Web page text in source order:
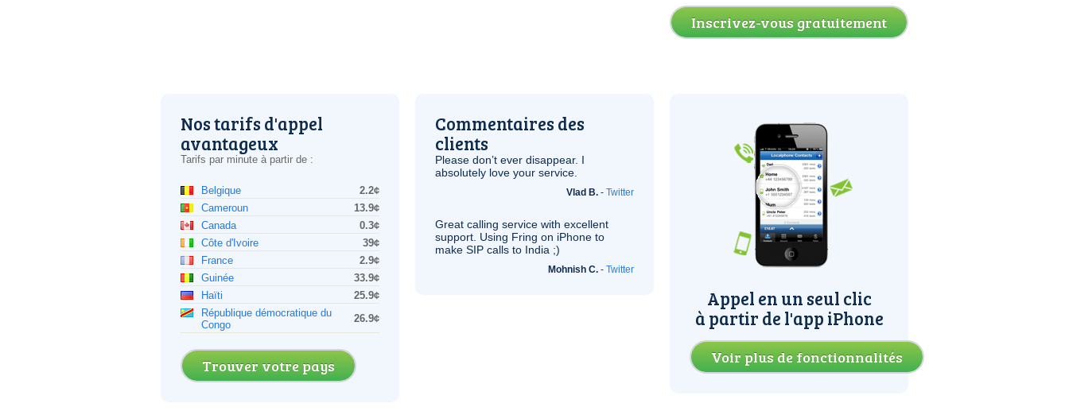
Inscrivez-vous gratuitement
Nos tarifs d'appel
avantageux
Tarifs par minute à partir de :
Belgique
2.2¢
Cameroun
13.9¢
Canada
0.3¢
Côte d'Ivoire
39¢
France
2.9¢
Guinée
33.9¢
Haïti
25.9¢
République démocratique du
Congo
26.9¢
Trouver votre pays
Commentaires des
clients
Please don’t ever disappear. I
absolutely love your service.
Vlad B. - Twitter
Great calling service with excellent
support. Using Fring on iPhone to
make SIP calls to India ;)
Mohnish C. - Twitter
Appel en un seul clic
à partir de l'app iPhone
Voir plus de fonctionnalités